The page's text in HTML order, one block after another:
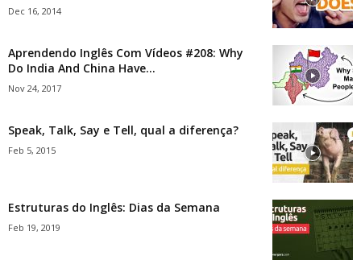
Dec 16, 2014
Aprendendo Inglês Com Vídeos #208: Why
Do India And China Have...
Nov 24, 2017
Speak, Talk, Say e Tell, qual a diferença?
Feb 5, 2015
Estruturas do Inglês: Dias da Semana
Feb 19, 2019